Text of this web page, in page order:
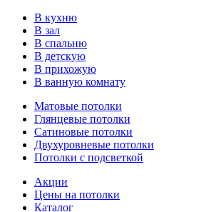
В кухню
В зал
В спальню
В детскую
В прихожую
В ванную комнату
Матовые потолки
Глянцевые потолки
Сатиновые потолки
Двухуровневые потолки
Потолки с подсветкой
Акции
Цены на потолки
Каталог